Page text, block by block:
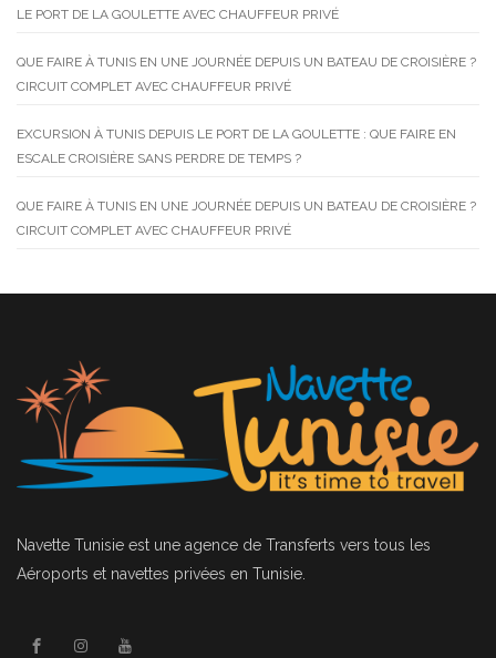
LE PORT DE LA GOULETTE AVEC CHAUFFEUR PRIVÉ
QUE FAIRE À TUNIS EN UNE JOURNÉE DEPUIS UN BATEAU DE CROISIÈRE ?
CIRCUIT COMPLET AVEC CHAUFFEUR PRIVÉ
EXCURSION À TUNIS DEPUIS LE PORT DE LA GOULETTE : QUE FAIRE EN
ESCALE CROISIÈRE SANS PERDRE DE TEMPS ?
QUE FAIRE À TUNIS EN UNE JOURNÉE DEPUIS UN BATEAU DE CROISIÈRE ?
CIRCUIT COMPLET AVEC CHAUFFEUR PRIVÉ
Navette Tunisie est une agence de Transferts vers tous les
Aéroports et navettes privées en Tunisie.